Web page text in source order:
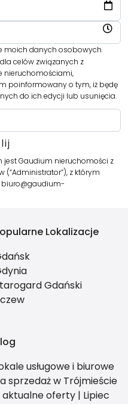
moich danych osobowych
celów związanych z
nieruchomościami,
poinformowany o tym, iż będę
do ich edycji lub usunięcia.
Gaudium nieruchomości z
(“Administrator”), z którym
biuro@gaudium-
Lokalizacje
Gdański
usługowe i biurowe
sprzedaż w Trójmieście
aktualne oferty | Lipiec